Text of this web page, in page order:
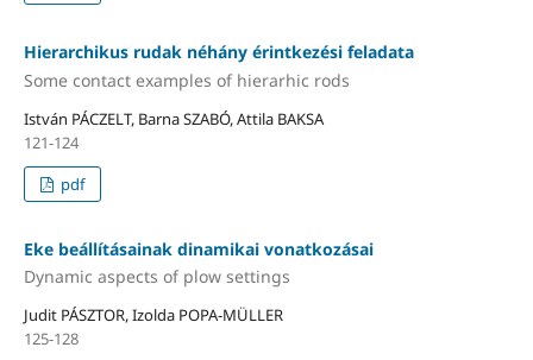
Hierarchikus rudak néhány érintkezési feladata
Some contact examples of hierarhic rods
István PÁCZELT, Barna SZABÓ, Attila BAKSA
121-124
pdf
Eke beállításainak dinamikai vonatkozásai
Dynamic aspects of plow settings
Judit PÁSZTOR, Izolda POPA-MÜLLER
125-128